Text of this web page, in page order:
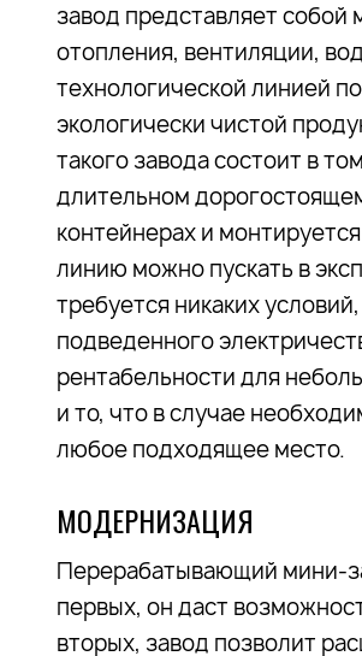
завод представляет
отопления, вентиляции,
технологической линией
экологически чистой
такого завода состоит в
длительном
контейнерах и
линию можно пускать в
требуется никаких
подведенного
рентабельности для
и то, что в случае
любое подходящее место.
МОДЕРНИЗАЦИЯ
Перерабатывающий мини-
первых, он даст
вторых, завод позволит